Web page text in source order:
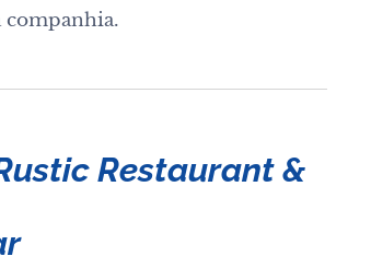
companhia.
Restaurant &